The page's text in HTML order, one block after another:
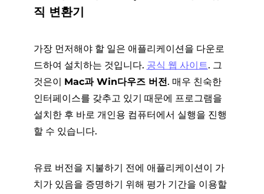
직 변환기
가장 먼저해야 할 일은 애플리케이션을 다운로
드하여 설치하는 것입니다. 공식 웹 사이트. 그
것은이 Mac과 Win다우즈 버전. 매우 친숙한
인터페이스를 갖추고 있기 때문에 프로그램을
설치한 후 바로 개인용 컴퓨터에서 실행을 진행
할 수 있습니다.
유료 버전을 지불하기 전에 애플리케이션이 가
치가 있음을 증명하기 위해 평가 기간을 이용할